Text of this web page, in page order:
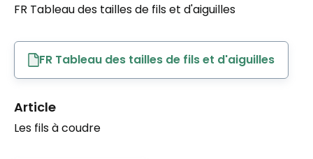
FR Tableau des tailles de fils et d'aiguilles
FR Tableau des tailles de fils et d'aiguilles
Article
Les fils à coudre